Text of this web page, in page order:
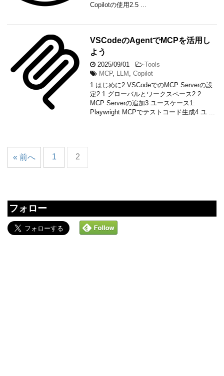
Copilotの使用2.5 ...
VSCodeのAgentでMCPを活用し
よう
2025/09/01 -Tools
MCP, LLM Copilot
1 はじめに2 VSCodeでのMCP Serverの設
定2.1 グローバルとワークスペース2.2
MCP Serverの追加3 ユースケース1:
Playwright MCPでテストコード生成4 ユ ...
« 前へ 1 2
フォロー